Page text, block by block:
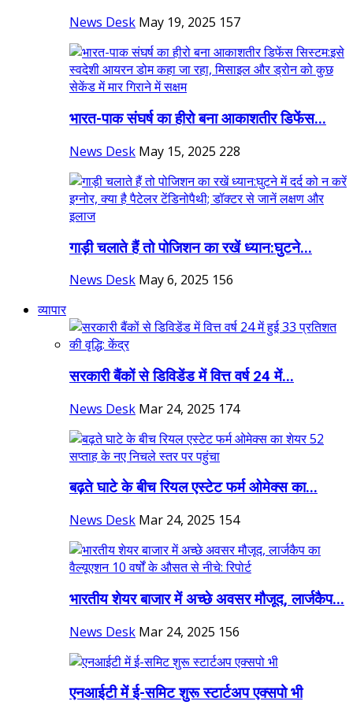
News Desk May 19, 2025 157
भारत-पाक संघर्ष का हीरो बना ​​​​​​​आकाशतीर डिफेंस...
News Desk May 15, 2025 228
गाड़ी चलाते हैं तो पोजिशन का रखें ध्यान:घुटने...
News Desk May 6, 2025 156
व्यापार
सरकारी बैंकों से डिविडेंड में वित्त वर्ष 24 में...
News Desk Mar 24, 2025 174
बढ़ते घाटे के बीच रियल एस्टेट फर्म ओमेक्स का...
News Desk Mar 24, 2025 154
भारतीय शेयर बाजार में अच्छे अवसर मौजूद, लार्जकैप...
News Desk Mar 24, 2025 156
एनआईटी में ई-समिट शुरू स्टार्टअप एक्सपो भी